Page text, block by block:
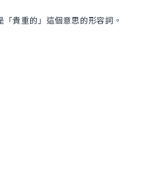
貴重的」這個意思的形容詞。